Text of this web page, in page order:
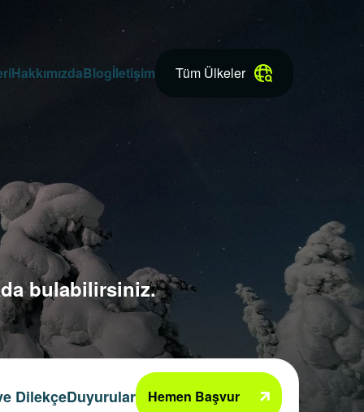
HakkımızdaBlogİletişim Tüm Ülkeler
bulabilirsiniz.
DilekçeDuyurular Hemen Başvur